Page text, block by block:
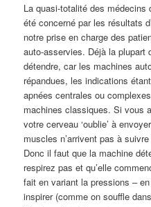
La quasi-totalité des
été concerné par les résultats
notre prise en charge des
auto-asservies. Déjà la plupart
détendre, car les machines
répandues, les indications
apnées centrales ou
machines classiques. Si vous
votre cerveau ‘oublie’ à
muscles n’arrivent pas à
Donc il faut que la machine
respirez pas et qu’elle
fait en variant la pressions –
inspirer (comme on souffle